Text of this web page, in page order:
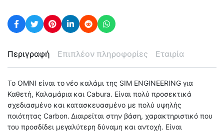
Περιγραφή Επιπλέον πληροφορίες Εταιρία
Το OMNI είναι το νέο καλάμι της SIM ENGINEERING για
Καθετή, Καλαμάρια και Cabura. Είναι πολύ προσεκτικά
σχεδιασμένο και κατασκευασμένο με πολύ υψηλής
ποιότητας Carbon. Διαιρείται στην βάση, χαρακτηριστικό που
του προσδίδει μεγαλύτερη δύναμη και αντοχή. Είναι